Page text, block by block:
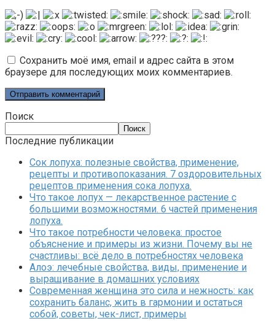
Сохранить моё имя, email и адрес сайта в этом
браузере для последующих моих комментариев.
Поиск
Поиск
Последние публикации
Сок лопуха: полезные свойства, применение,
рецепты и противопоказания. 7 оздоровительных
рецептов применения сока лопуха.
Что такое лопух — лекарственное растение с
большими возможностями. 6 частей применения
лопуха.
Что такое потребности человека: простое
объяснение и примеры из жизни. Почему вы не
счастливы: всё дело в потребностях человека
Алоэ: лечебные свойства, виды, применение и
выращивание в домашних условиях
Современная женщина это сила и нежность: как
сохранить баланс, жить в гармонии и остаться
собой, советы, чек-лист, примеры